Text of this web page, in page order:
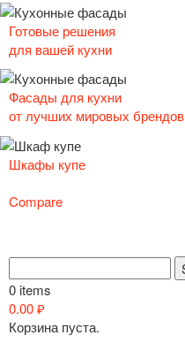
Готовые решения
для вашей кухни
Фасады для кухни
от лучших мировых брендов
Шкафы купе
Compare
0 items
0.00₽
Корзина пуста.